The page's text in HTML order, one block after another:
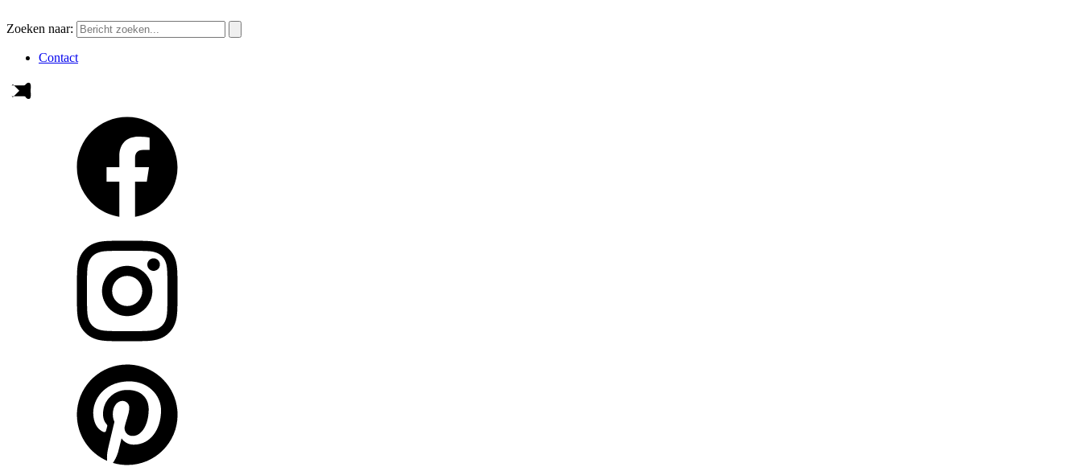
Zoeken naar:
Contact